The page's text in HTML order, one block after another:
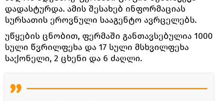
დადასტურდა. ამის შესახებ ინფორმაციას
სურსათის ეროვნული სააგენტო ავრცელებს.
უწყების ცნობით, ფერმაში განთავსებულია 1000
სული წვრილფეხა და 17 სული მსხვილფეხა
საქონელი, 2 ცხენი და 6 ძაღლი.